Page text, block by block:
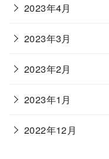
2023年4月
2023年3月
2023年2月
2023年1月
2022年12月